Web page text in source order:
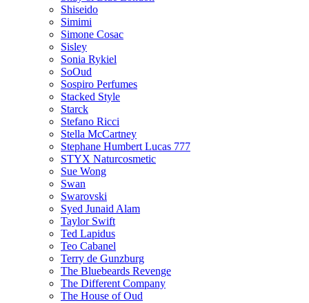
Shiseido
Simimi
Simone Cosac
Sisley
Sonia Rykiel
SoOud
Sospiro Perfumes
Stacked Style
Starck
Stefano Ricci
Stella McCartney
Stephane Humbert Lucas 777
STYX Naturсosmetic
Sue Wong
Swan
Swarovski
Syed Junaid Alam
Taylor Swift
Ted Lapidus
Teo Cabanel
Terry de Gunzburg
The Bluebeards Revenge
The Different Company
The House of Oud